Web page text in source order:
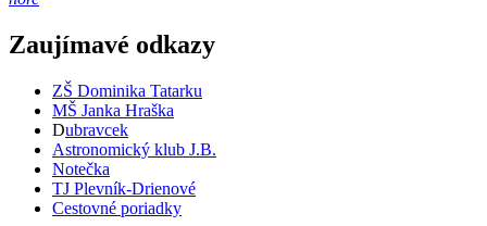
Zaujímavé odkazy
ZŠ Dominika Tatarku
MŠ Janka Hraška
Dubravcek
Astronomický klub J.B.
Notečka
TJ Plevník-Drienové
Cestovné poriadky